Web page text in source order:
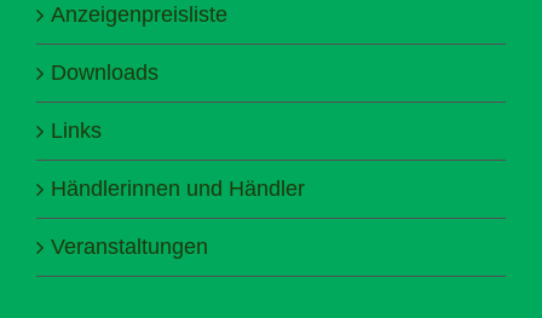
Anzeigenpreisliste
Downloads
Links
Händlerinnen und Händler
Veranstaltungen